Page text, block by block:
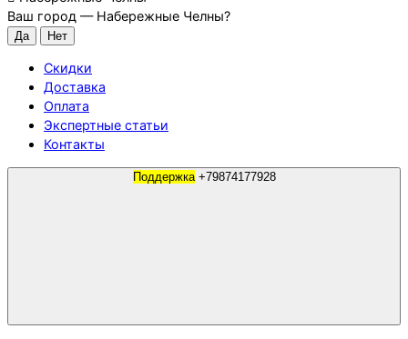
Ваш город — Набережные Челны?
Скидки
Доставка
Оплата
Экспертные статьи
Контакты
Поддержка +79874177928